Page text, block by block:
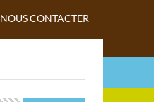
NOUS CONTACTER